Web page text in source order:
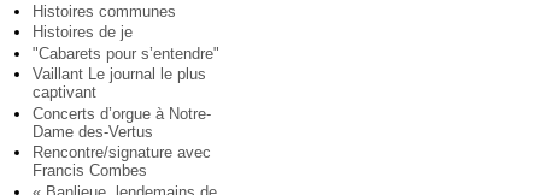
Histoires communes
Histoires de je
"Cabarets pour s’entendre"
Vaillant Le journal le plus
captivant
Concerts d’orgue à Notre-
Dame des-Vertus
Rencontre/signature avec
Francis Combes